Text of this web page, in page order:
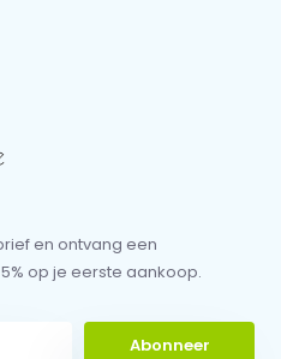
en ontvang een
op je eerste aankoop.
Abonneer